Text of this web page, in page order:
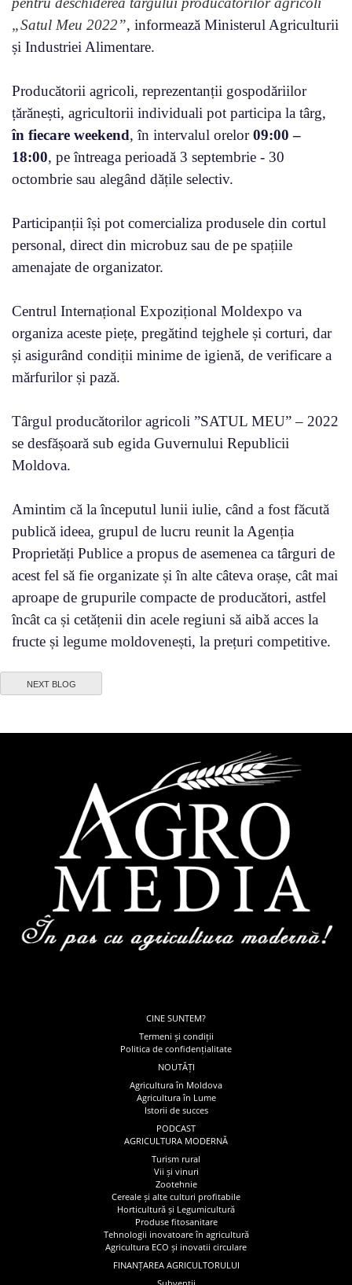
„Satul Meu 2022”, informează Ministerul Agriculturii
și Industriei Alimentare.
Producătorii agricoli, reprezentanții gospodăriilor
țărănești, agricultorii individuali pot participa la târg,
în fiecare weekend, în intervalul orelor09:00 –
18:00, pe întreaga perioadă 3 septembrie - 30
octombrie sau alegând dățile selectiv.
Participanții își pot comercializa produsele din cortul
personal, direct din microbuz sau de pe spațiile
amenajate de organizator.
Centrul Internațional Expozițional Moldexpo va
organiza aceste piețe, pregătind tejghele și corturi, dar
și asigurând condiții minime de igienă, de verificare a
mărfurilor și pază.
Târgul producătorilor agricoli ”SATUL MEU” – 2022
se desfășoară sub egida Guvernului Republicii
Moldova.
Amintim că la începutul lunii iulie, când a fost făcută
publică ideea, grupul de lucru reunit la Agenția
Proprietăți Publice a propus de asemenea ca târguri de
acest fel să fie organizate și în alte câteva orașe, cât mai
aproape de grupurile compacte de producători, astfel
încât ca și cetățenii din acele regiuni să aibă acces la
fructe și legume moldovenești, la prețuri competitive.
NEXT BLOG
CINE SUNTEM?
Termeni și condiții
Politica de confidențialitate
NOUTĂȚI
Agricultura în Moldova
Agricultura în Lume
Istorii de succes
PODCAST
AGRICULTURA MODERNĂ
Turism rural
Vii și vinuri
Zootehnie
Cereale și alte culturi profitabile
Horticultură și Legumicultură
Produse fitosanitare
Tehnologii inovatoare în agricultură
Agricultura ECO și inovatii circulare
FINANȚAREA AGRICULTORULUI